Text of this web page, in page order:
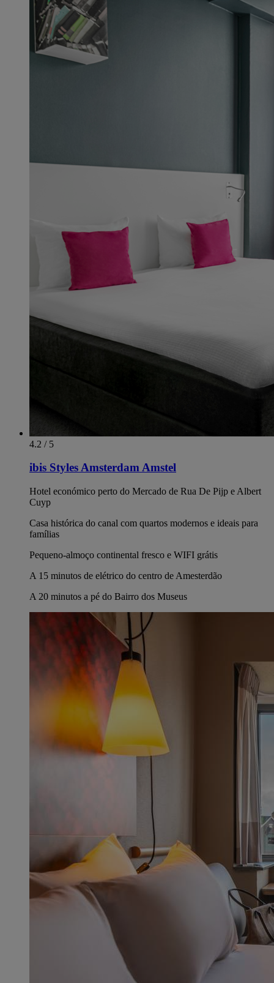
4.2 / 5
ibis Styles Amsterdam Amstel
Hotel económico perto do Mercado de Rua De Pijp e Albert
Cuyp
Casa histórica do canal com quartos modernos e ideais para
famílias
Pequeno-almoço continental fresco e WIFI grátis
A 15 minutos de elétrico do centro de Amesterdão
A 20 minutos a pé do Bairro dos Museus